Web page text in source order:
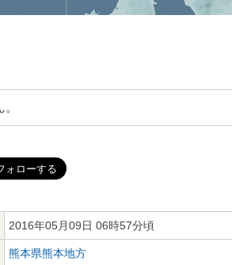
2016年05月09日 06時57分頃
熊本県熊本地方